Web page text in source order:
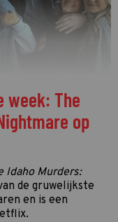
week: The
op
Idaho Murders:
de gruwelijkste
en is een